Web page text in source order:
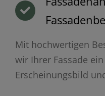
Mit hochwertigen
wir Ihrer Fassade
Erscheinungsbild